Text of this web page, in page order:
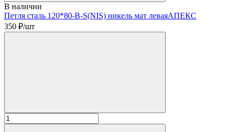
В наличии
Петля сталь 120*80-В-S(NIS) никель мат леваяАПЕКС
350 ₽/шт